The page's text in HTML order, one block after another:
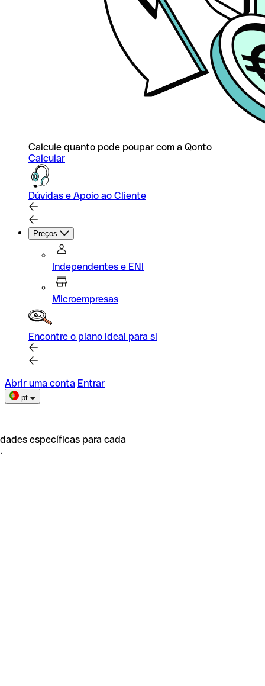
Calcule quanto pode poupar com a Qonto
Calcular
Dúvidas e Apoio ao Cliente
Preços
Independentes e ENI
Microempresas
Encontre o plano ideal para si
Abrir uma conta Entrar
pt
específicas para cada